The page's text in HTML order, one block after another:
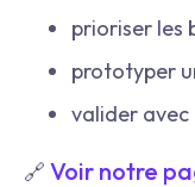
prioriser les
prototyper
valider avec
🔗 Voir notre